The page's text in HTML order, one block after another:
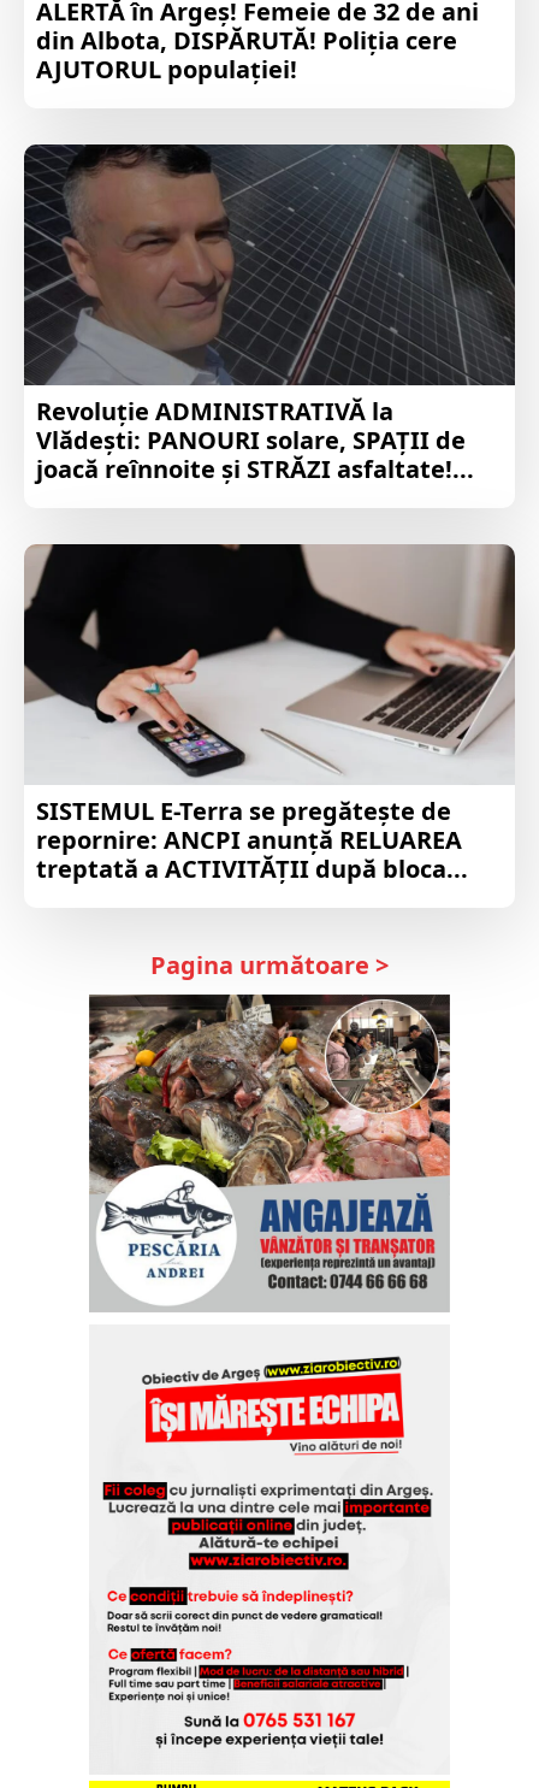
ALERTĂ în Argeș! Femeie de 32 de ani
din Albota, DISPĂRUTĂ! Poliția cere
AJUTORUL populației!
Revoluție ADMINISTRATIVĂ la
Vlădești: PANOURI solare, SPAȚII de
joacă reînnoite și STRĂZI asfaltate!...
SISTEMUL E-Terra se pregătește de
repornire: ANCPI anunță RELUAREA
treptată a ACTIVITĂȚII după bloca...
Pagina următoare >